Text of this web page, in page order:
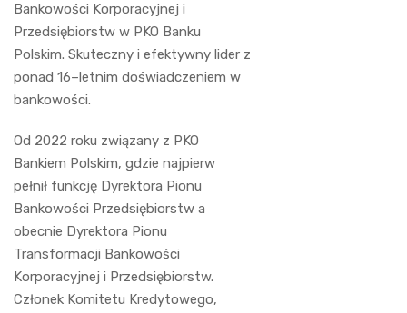
Bankowości Korporacyjnej i
Przedsiębiorstw w PKO Banku
Polskim. Skuteczny i efektywny lider z
ponad 16–letnim doświadczeniem w
bankowości.
Od 2022 roku związany z PKO
Bankiem Polskim, gdzie najpierw
pełnił funkcję Dyrektora Pionu
Bankowości Przedsiębiorstw a
obecnie Dyrektora Pionu
Transformacji Bankowości
Korporacyjnej i Przedsiębiorstw.
Członek Komitetu Kredytowego,